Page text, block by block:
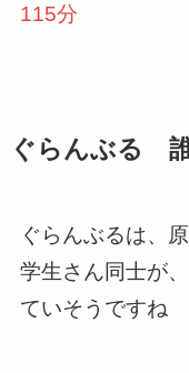
115分
ぐらんぶる
ぐらんぶるは、
学生さん同士が
ていそうですね